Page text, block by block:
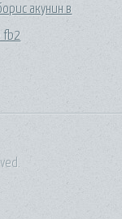
акунин в
fb2